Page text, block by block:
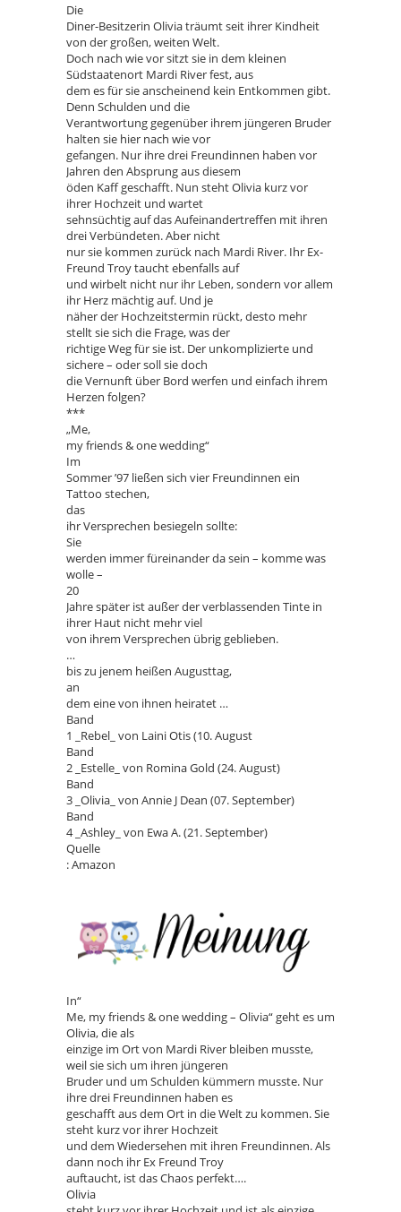
Die
Diner-Besitzerin Olivia träumt seit ihrer Kindheit
von der großen, weiten Welt.
Doch nach wie vor sitzt sie in dem kleinen
Südstaatenort Mardi River fest, aus
dem es für sie anscheinend kein Entkommen gibt.
Denn Schulden und die
Verantwortung gegenüber ihrem jüngeren Bruder
halten sie hier nach wie vor
gefangen. Nur ihre drei Freundinnen haben vor
Jahren den Absprung aus diesem
öden Kaff geschafft. Nun steht Olivia kurz vor
ihrer Hochzeit und wartet
sehnsüchtig auf das Aufeinandertreffen mit ihren
drei Verbündeten. Aber nicht
nur sie kommen zurück nach Mardi River. Ihr Ex-
Freund Troy taucht ebenfalls auf
und wirbelt nicht nur ihr Leben, sondern vor allem
ihr Herz mächtig auf. Und je
näher der Hochzeitstermin rückt, desto mehr
stellt sie sich die Frage, was der
richtige Weg für sie ist. Der unkomplizierte und
sichere – oder soll sie doch
die Vernunft über Bord werfen und einfach ihrem
Herzen folgen?
***
„Me,
my friends & one wedding“
Im
Sommer ’97 ließen sich vier Freundinnen ein
Tattoo stechen,
das
ihr Versprechen besiegeln sollte:
Sie
werden immer füreinander da sein – komme was
wolle –
20
Jahre später ist außer der verblassenden Tinte in
ihrer Haut nicht mehr viel
von ihrem Versprechen übrig geblieben.
…
bis zu jenem heißen Augusttag,
an
dem eine von ihnen heiratet …
Band
1 _Rebel_ von Laini Otis (10. August
Band
2 _Estelle_ von Romina Gold (24. August)
Band
3 _Olivia_ von Annie J Dean (07. September)
Band
4 _Ashley_ von Ewa A. (21. September)
Quelle
: Amazon
In“
Me, my friends & one wedding – Olivia“ geht es um
Olivia, die als
einzige im Ort von Mardi River bleiben musste,
weil sie sich um ihren jüngeren
Bruder und um Schulden kümmern musste. Nur
ihre drei Freundinnen haben es
geschafft aus dem Ort in die Welt zu kommen. Sie
steht kurz vor ihrer Hochzeit
und dem Wiedersehen mit ihren Freundinnen. Als
dann noch ihr Ex Freund Troy
auftaucht, ist das Chaos perfekt….
Olivia